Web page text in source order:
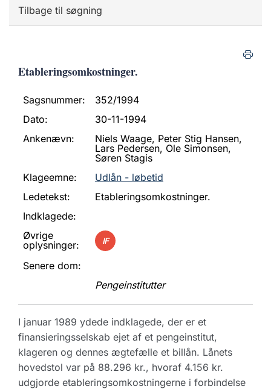
Tilbage til søgning
Etableringsomkostninger.
Sagsnummer:
352/1994
Dato:
30-11-1994
Ankenævn:
Niels Waage, Peter Stig Hansen,
Lars Pedersen, Ole Simonsen,
Søren Stagis
Klageemne:
Udlån - løbetid
Ledetekst:
Etableringsomkostninger.
Indklagede:
Øvrige
oplysninger:
IF
Senere dom:
Pengeinstitutter
I januar 1989 ydede indklagede, der er et
finansieringsselskab ejet af et pengeinstitut,
klageren og dennes ægtefælle et billån. Lånets
hovedstol var på 88.296 kr., hvoraf 4.156 kr.
udgjorde etableringsomkostningerne i forbindelse